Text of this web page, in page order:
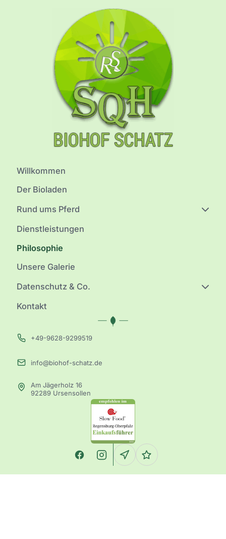
Willkommen
Der Bioladen
Rund ums Pferd
Dienstleistungen
Philosophie
Unsere Galerie
Datenschutz & Co.
Kontakt
+49-9628-9299519
info@biohof-schatz.de
Adresse:
Am Jägerholz 16
92289 Ursensollen